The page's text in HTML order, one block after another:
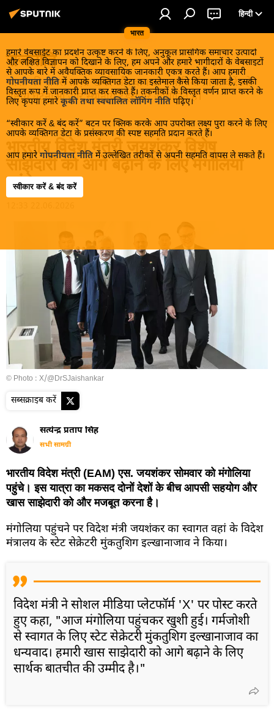
भारत
हिन्दी
हमारे वेबसाईट का प्रदर्शन उत्कृष्ट करने के लिए, अनुकूल प्रासंगिक समाचार उत्पादों
और लक्षित विज्ञापन को दिखाने के लिए, हम अपने और हमारे भागीदारों के वेबसाइटों
से आपके बारे में अवैयक्तिक व्यावसायिक जानकारी एकत्र करते हैं। आप हमारी
गोपनीयता नीति में आपके व्यक्तिगत डेटा का इस्तेमाल कैसे किया जाता है, इसकी
विस्तृत रूप में जानकारी प्राप्त कर सकते हैं। तकनीकों के विस्तृत वर्णन प्राप्त करने के
लिए कृपया हमारे कूकी तथा स्वचालित लॉगिंग नीति पढ़िए।
“स्वीकार करें & बंद करें” बटन पर क्लिक करके आप उपरोक्त लक्ष्य पुरा करने के लिए
आपके व्यक्तिगत डेटा के प्रसंस्करण की स्पष्ट सहमति प्रदान करते हैं।
आप हमारे गोपनीयता नीति में उल्लेखित तरीकों से अपनी सहमति वापस ले सकते हैं।
स्वीकार करें & बंद करें
राजनीति
भारत की सबसे ताज़ा खबरें और वायरल कहानियाँ प्राप्त करें जो
राष्ट्रीय घटनाओं और स्थानीय ट्रेंड्स पर आधारित हैं।
भारतीय विदेश मंत्री जयशंकर विशेष
साझेदारी को आगे बढ़ाने के लिए मंगोलिया
पहुंचे
© Photo : X/@DrSJaishankar
सब्सक्राइब करें
सत्येन्द्र प्रताप सिंह
सभी सामग्री
भारतीय विदेश मंत्री (EAM) एस. जयशंकर सोमवार को मंगोलिया
पहुंचे। इस यात्रा का मकसद दोनों देशों के बीच आपसी सहयोग और
खास साझेदारी को और मजबूत करना है।
मंगोलिया पहुंचने पर विदेश मंत्री जयशंकर का स्वागत वहां के विदेश
मंत्रालय के स्टेट सेक्रेटरी मुंकतुशिग इल्खानाजाव ने किया।
विदेश मंत्री ने सोशल मीडिया प्लेटफॉर्म 'X' पर पोस्ट करते
हुए कहा, "आज मंगोलिया पहुंचकर खुशी हुई। गर्मजोशी
से स्वागत के लिए स्टेट सेक्रेटरी मुंकतुशिग इल्खानाजाव का
धन्यवाद। हमारी खास साझेदारी को आगे बढ़ाने के लिए
सार्थक बातचीत की उम्मीद है।"